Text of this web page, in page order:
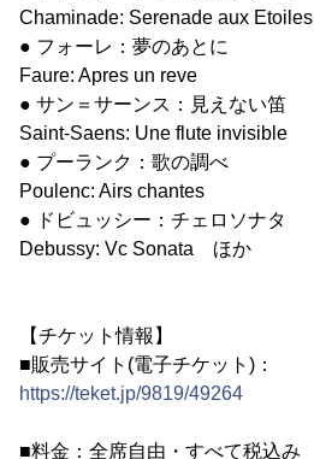
Chaminade: Serenade aux Etoiles
● フォーレ：夢のあとに
Faure: Apres un reve
● サン＝サーンス：見えない笛
Saint-Saens: Une flute invisible
● プーランク：歌の調べ
Poulenc: Airs chantes
● ドビュッシー：チェロソナタ
Debussy: Vc Sonata ほか
【チケット情報】
■販売サイト(電子チケット)：
https://teket.jp/9819/49264
■料金：全席自由・すべて税込み